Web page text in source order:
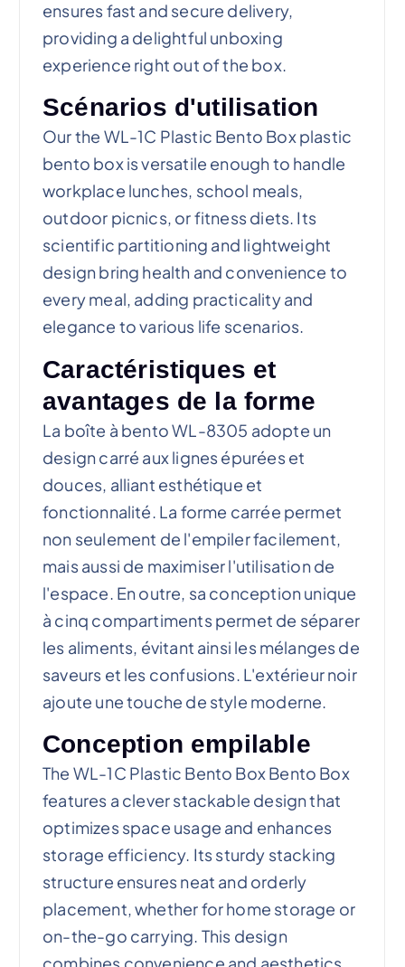
ensures fast and secure delivery,
providing a delightful unboxing
experience right out of the box.
Scénarios d'utilisation
Our the WL-1C Plastic Bento Box plastic
bento box is versatile enough to handle
workplace lunches, school meals,
outdoor picnics, or fitness diets. Its
scientific partitioning and lightweight
design bring health and convenience to
every meal, adding practicality and
elegance to various life scenarios.
Caractéristiques et
avantages de la forme
La boîte à bento WL-8305 adopte un
design carré aux lignes épurées et
douces, alliant esthétique et
fonctionnalité. La forme carrée permet
non seulement de l'empiler facilement,
mais aussi de maximiser l'utilisation de
l'espace. En outre, sa conception unique
à cinq compartiments permet de séparer
les aliments, évitant ainsi les mélanges de
saveurs et les confusions. L'extérieur noir
ajoute une touche de style moderne.
Conception empilable
The WL-1C Plastic Bento Box Bento Box
features a clever stackable design that
optimizes space usage and enhances
storage efficiency. Its sturdy stacking
structure ensures neat and orderly
placement, whether for home storage or
on-the-go carrying. This design
combines convenience and aesthetics,